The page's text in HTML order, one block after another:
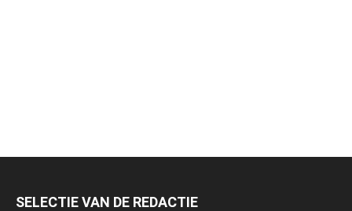
SELECTIE VAN DE REDACTIE